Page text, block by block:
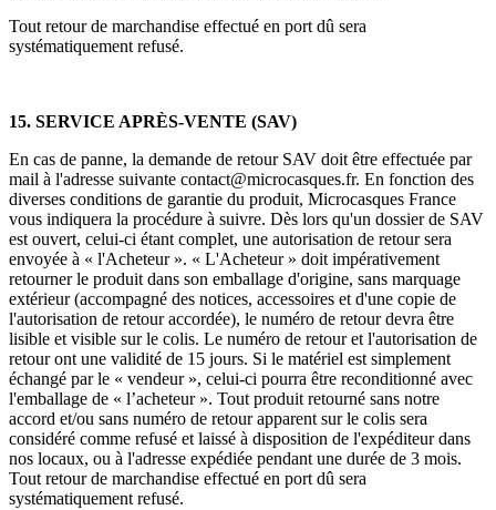
Tout retour de marchandise effectué en port dû sera
systématiquement refusé.
15. SERVICE APRÈS-VENTE (SAV)
En cas de panne, la demande de retour SAV doit être effectuée par
mail à l'adresse suivante contact@microcasques.fr. En fonction des
diverses conditions de garantie du produit, Microcasques France
vous indiquera la procédure à suivre. Dès lors qu'un dossier de SAV
est ouvert, celui-ci étant complet, une autorisation de retour sera
envoyée à « l'Acheteur ». « L'Acheteur » doit impérativement
retourner le produit dans son emballage d'origine, sans marquage
extérieur (accompagné des notices, accessoires et d'une copie de
l'autorisation de retour accordée), le numéro de retour devra être
lisible et visible sur le colis. Le numéro de retour et l'autorisation de
retour ont une validité de 15 jours. Si le matériel est simplement
échangé par le « vendeur », celui-ci pourra être reconditionné avec
l'emballage de « l’acheteur ». Tout produit retourné sans notre
accord et/ou sans numéro de retour apparent sur le colis sera
considéré comme refusé et laissé à disposition de l'expéditeur dans
nos locaux, ou à l'adresse expédiée pendant une durée de 3 mois.
Tout retour de marchandise effectué en port dû sera
systématiquement refusé.